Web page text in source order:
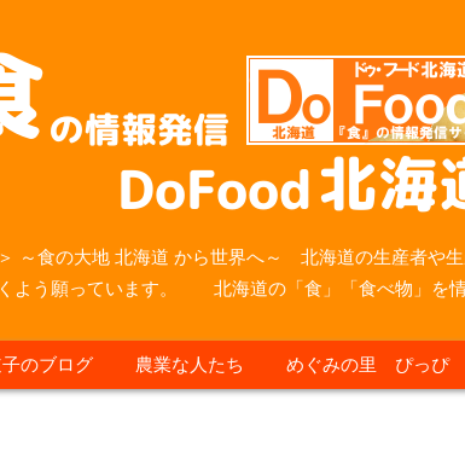
～食の大地 北海道 から世界へ～ 北海道の生産者や
よう願っています。 北海道の「食」「食べ物」を
のブログ 農業な人たち めぐみの里 ぴっぴ